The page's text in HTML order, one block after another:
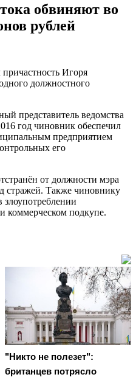
обвиняют во
рублей
Игоря
должностного
представитель ведомства
год чиновник обеспечил
предприятием
его
от должности мэра
стражей. Также чиновнику
коммерческом подкупе.
"Никто не полезет":
британцев потрясло